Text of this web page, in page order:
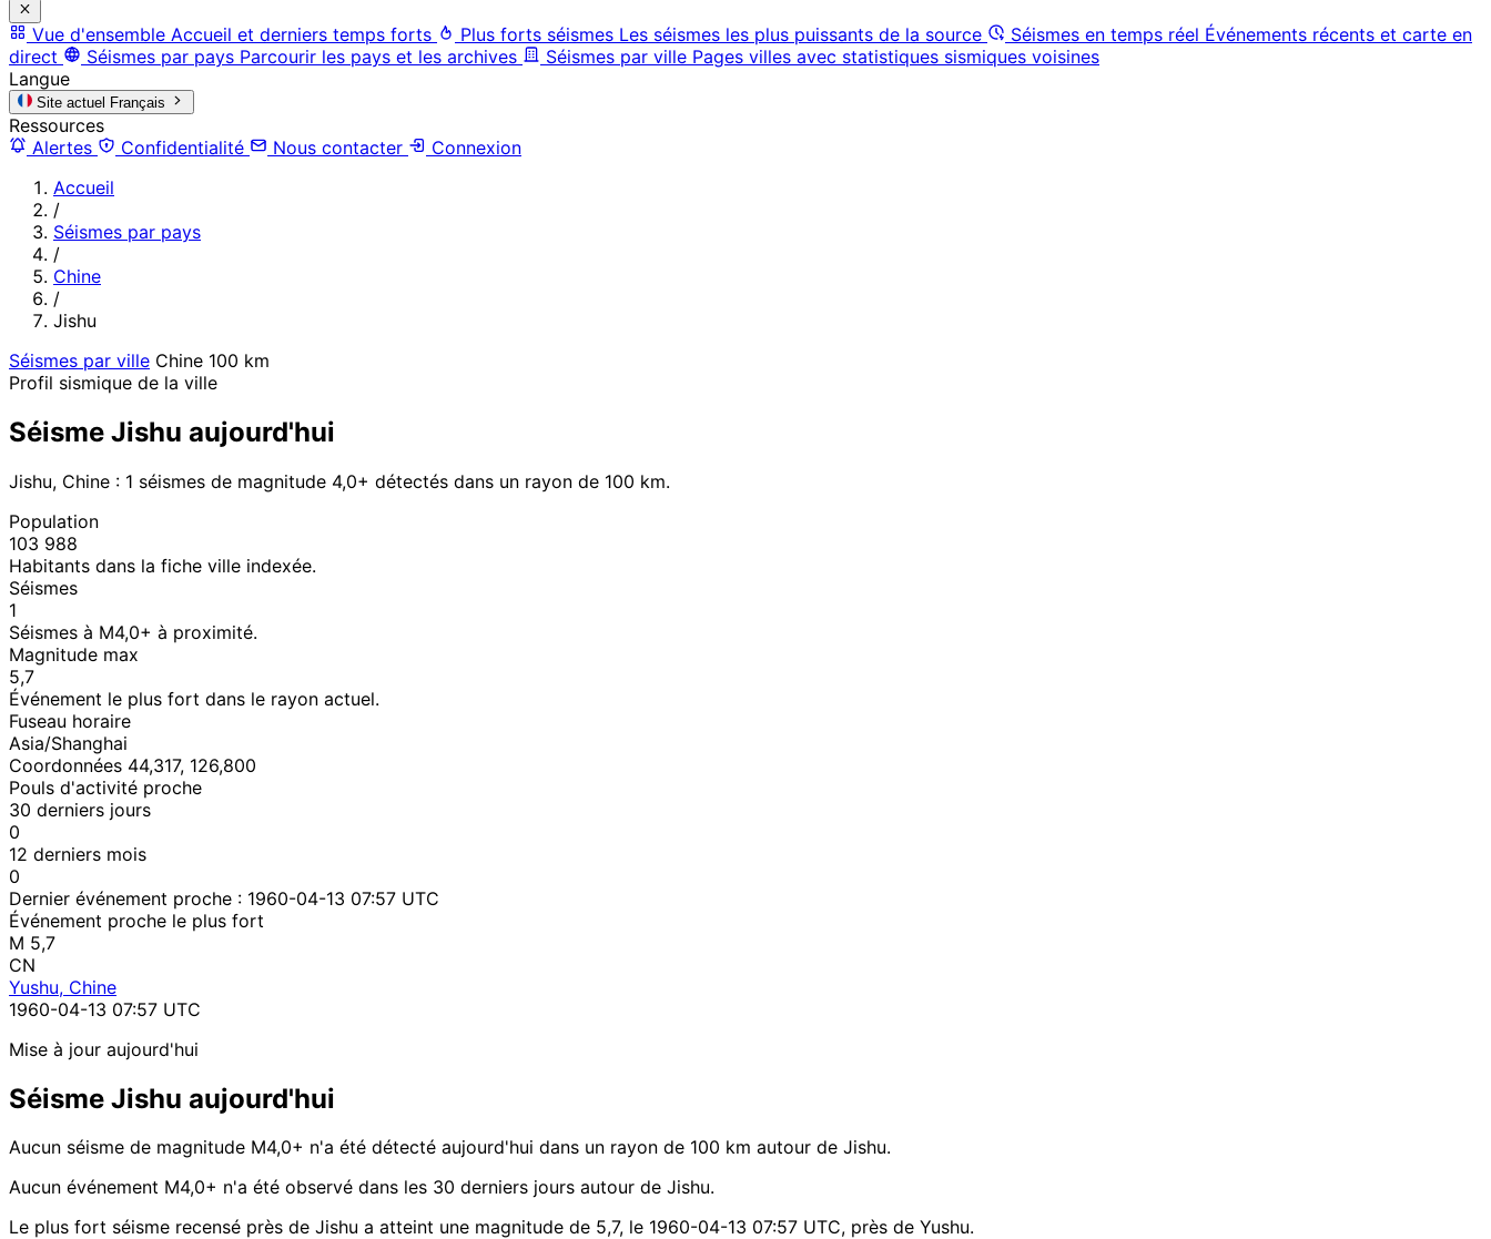
Vue d'ensemble Accueil et derniers temps forts Plus forts séismes Les séismes les plus puissants de la source Séismes en temps réel Événements récents et carte en
direct
Séismes par pays Parcourir les pays et les archives Séismes par ville Pages villes avec statistiques sismiques voisines
Langue
Site actuel Français
Ressources
Alertes
Confidentialité Nous contacter
Connexion
Accueil
/
Séismes par pays
/
Chine
/
Jishu
Séismes par ville Chine 100 km
Profil sismique de la ville
Séisme Jishu aujourd'hui
Jishu, Chine : 1 séismes de magnitude 4,0+ détectés dans un rayon de 100 km.
Population
103 988
Habitants dans la fiche ville indexée.
Séismes
1
Séismes à M4,0+ à proximité.
Magnitude max
5,7
Événement le plus fort dans le rayon actuel.
Fuseau horaire
Asia/Shanghai
Coordonnées 44,317, 126,800
Pouls d'activité proche
30 derniers jours
0
12 derniers mois
0
Dernier événement proche : 1960-04-13 07:57 UTC
Événement proche le plus fort
M 5,7
CN
Yushu, Chine
1960-04-13 07:57 UTC
Mise à jour aujourd'hui
Séisme Jishu aujourd'hui
Aucun séisme de magnitude M4,0+ n'a été détecté aujourd'hui dans un rayon de 100 km autour de Jishu.
Aucun événement M4,0+ n'a été observé dans les 30 derniers jours autour de Jishu.
Le plus fort séisme recensé près de Jishu a atteint une magnitude de 5,7, le 1960-04-13 07:57 UTC, près de Yushu.